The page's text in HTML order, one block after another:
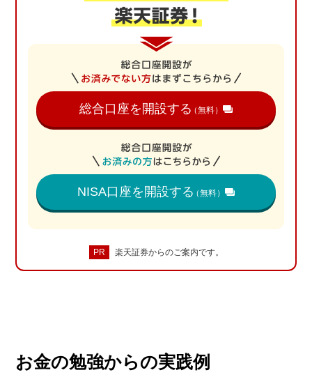
総合口座を開設する（無料）
NISA口座を開設する（無料）
PR 楽天証券からのご案内です。
お金の勉強からの実践例